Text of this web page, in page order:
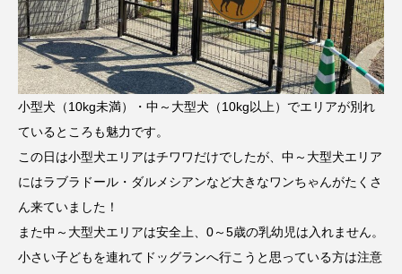
小型犬（10kg未満）・中～大型犬（10kg以上）でエリアが別れ
ているところも魅力です。
この日は小型犬エリアはチワワだけでしたが、中～大型犬エリア
にはラブラドール・ダルメシアンなど大きなワンちゃんがたくさ
ん来ていました！
また中～大型犬エリアは安全上、0～5歳の乳幼児は入れません。
小さい子どもを連れてドッグランへ行こうと思っている方は注意